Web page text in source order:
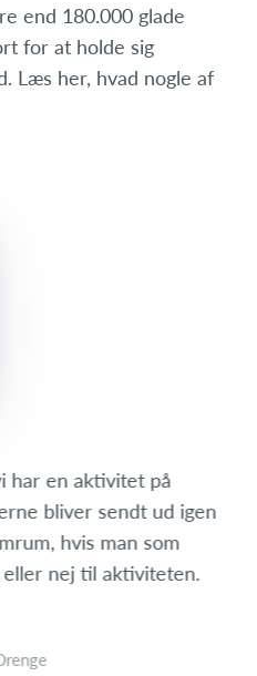
end 180.000 glade
for at holde sig
Læs her, hvad nogle af
har en aktivitet på
bliver sendt ud igen
hvis man som
nej til aktiviteten.